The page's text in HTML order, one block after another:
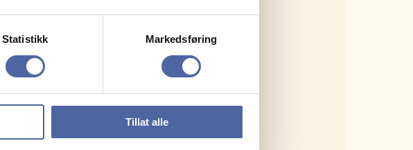
Statistikk Markedsføring
Tillat alle